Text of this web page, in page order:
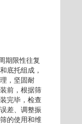
期限性往复
底托组成，
，坚固耐
前，根据筛
完毕，检查
差、调整振
的使用和维